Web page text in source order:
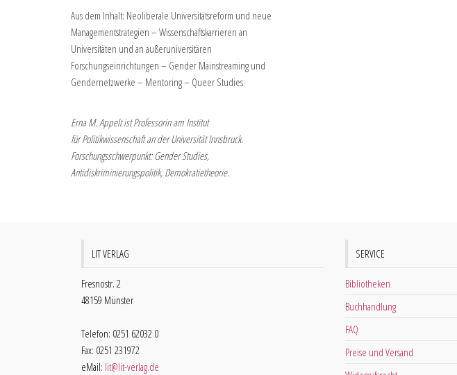
Aus dem Inhalt: Neoliberale Universitätsreform und neue
Managementstrategien – Wissenschaftskarrieren an
Universitäten und an außeruniversitären
Forschungseinrichtungen – Gender Mainstreaming und
Gendernetzwerke – Mentoring – Queer Studies
Erna M. Appelt ist Professorin am Institut
für Politikwissenschaft an der Universität Innsbruck.
Forschungsschwerpunkt: Gender Studies,
Antidiskriminierungspolitik, Demokratietheorie.
LIT VERLAG
Fresnostr. 2
48159 Münster
Telefon: 0251 62032 0
Fax: 0251 231972
eMail: lit@lit-verlag.de
SERVICE
Bibliotheken
Buchhandlung
FAQ
Preise und Versand